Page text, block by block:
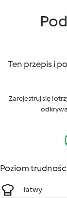
Ten przepis i
Zarejestruj się i
Poziom
łatwy